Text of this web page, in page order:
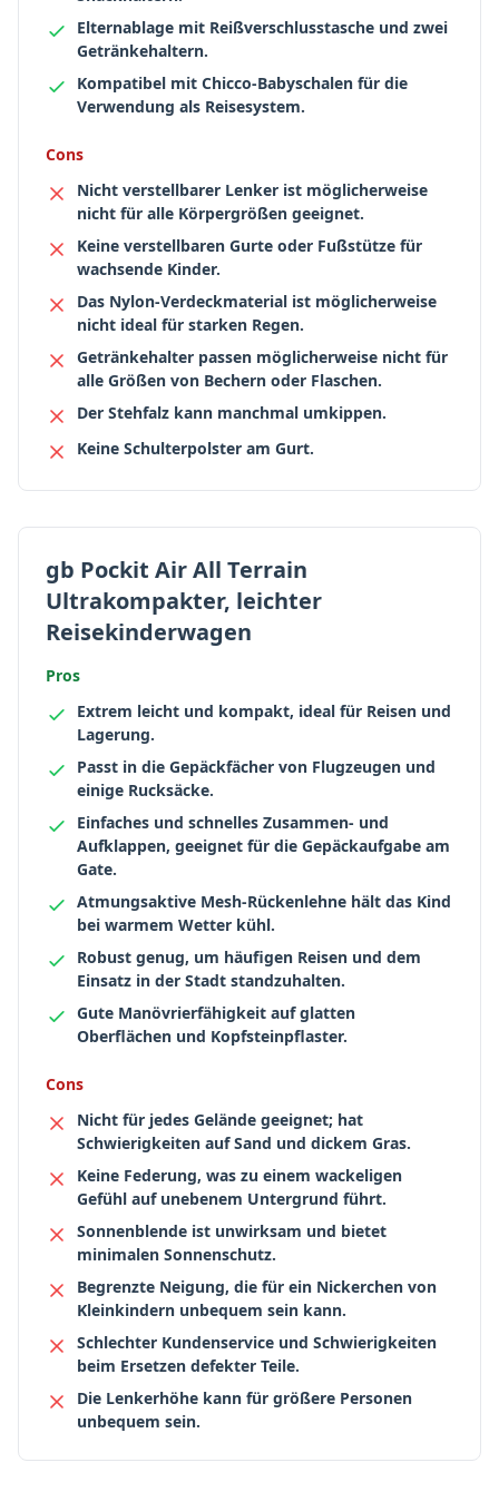
Elternablage mit Reißverschlusstasche und zwei
Getränkehaltern.
Kompatibel mit Chicco-Babyschalen für die
Verwendung als Reisesystem.
Cons
Nicht verstellbarer Lenker ist möglicherweise
nicht für alle Körpergrößen geeignet.
Keine verstellbaren Gurte oder Fußstütze für
wachsende Kinder.
Das Nylon-Verdeckmaterial ist möglicherweise
nicht ideal für starken Regen.
Getränkehalter passen möglicherweise nicht für
alle Größen von Bechern oder Flaschen.
Der Stehfalz kann manchmal umkippen.
Keine Schulterpolster am Gurt.
gb Pockit Air All Terrain
Ultrakompakter, leichter
Reisekinderwagen
Pros
Extrem leicht und kompakt, ideal für Reisen und
Lagerung.
Passt in die Gepäckfächer von Flugzeugen und
einige Rucksäcke.
Einfaches und schnelles Zusammen- und
Aufklappen, geeignet für die Gepäckaufgabe am
Gate.
Atmungsaktive Mesh-Rückenlehne hält das Kind
bei warmem Wetter kühl.
Robust genug, um häufigen Reisen und dem
Einsatz in der Stadt standzuhalten.
Gute Manövrierfähigkeit auf glatten
Oberflächen und Kopfsteinpflaster.
Cons
Nicht für jedes Gelände geeignet; hat
Schwierigkeiten auf Sand und dickem Gras.
Keine Federung, was zu einem wackeligen
Gefühl auf unebenem Untergrund führt.
Sonnenblende ist unwirksam und bietet
minimalen Sonnenschutz.
Begrenzte Neigung, die für ein Nickerchen von
Kleinkindern unbequem sein kann.
Schlechter Kundenservice und Schwierigkeiten
beim Ersetzen defekter Teile.
Die Lenkerhöhe kann für größere Personen
unbequem sein.